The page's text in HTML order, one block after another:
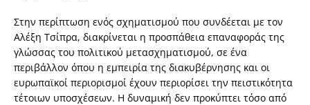
Στην περίπτωση ενός σχηματισμού που συνδέεται με τον
Αλέξη Τσίπρα, διακρίνεται η προσπάθεια επαναφοράς της
γλώσσας του πολιτικού μετασχηματισμού, σε ένα
περιβάλλον όπου η εμπειρία της διακυβέρνησης και οι
ευρωπαϊκοί περιορισμοί έχουν περιορίσει την πειστικότητα
τέτοιων υποσχέσεων. Η δυναμική δεν προκύπτει τόσο από